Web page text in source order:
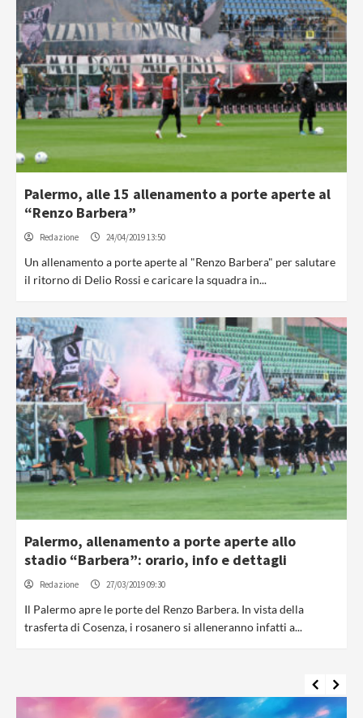
Palermo, alle 15 allenamento a porte aperte al
“Renzo Barbera”
Redazione 24/04/2019 13:50
Un allenamento a porte aperte al "Renzo Barbera" per salutare
il ritorno di Delio Rossi e caricare la squadra in...
Palermo, allenamento a porte aperte allo
stadio “Barbera”: orario, info e dettagli
Redazione 27/03/2019 09:30
Il Palermo apre le porte del Renzo Barbera. In vista della
trasferta di Cosenza, i rosanero si alleneranno infatti a...